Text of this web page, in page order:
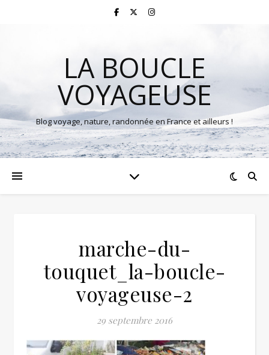
LA BOUCLE
VOYAGEUSE
Blog voyage, nature, randonnée en France et ailleurs !
marche-du-
touquet_la-boucle-
voyageuse-2
29 septembre 2016